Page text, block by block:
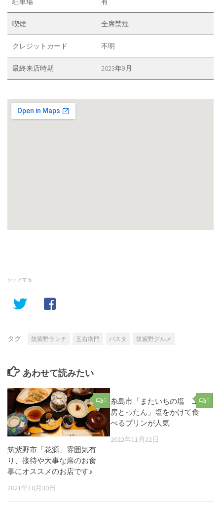
喫煙 全席禁煙
クレジットカード 不明
最終来店時期 2023年9月
シェアする
タグ: 筑紫野ランチ 五右衛門 パスタ 筑紫野グルメ
あわせて読みたい
0
筑紫野市「花源」雰囲気有
り、接待や大事な席のお食
事にオススメのお店です♪
2021年10月30日
0
糸島市「またいちの塩 工
房とったん」塩をかけて食
べるプリンが人気
2022年11月22日